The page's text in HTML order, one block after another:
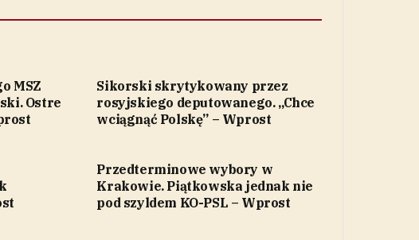
MSZ
Ostre
Sikorski skrytykowany przez
rosyjskiego deputowanego. „Chce
wciągnąć Polskę” – Wprost
Przedterminowe wybory w
Krakowie. Piątkowska jednak nie
pod szyldem KO-PSL – Wprost